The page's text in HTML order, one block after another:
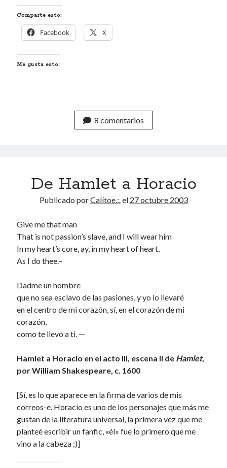
FELIZ AÑO Y REGALITO
Archivos
Archivos
Voyeurismo
4colors
Don Nadie
El hombre que comía diccionarios
Korochi Industries
Maese Cámara
Patada al diccionario
Una vida vulgar
40 des astres
Comparte esto:
Facebook X
Me gusta esto:
8 comentarios
De Hamlet a Horacio
Publicado porCalítoe.:.el 27 octubre 2003
Give me that man
That is not passion’s slave, and I will wear him
In my heart’s core, ay, in my heart of heart,
As I do thee.–
Dadme un hombre
que no sea esclavo de las pasiones, y yo lo llevaré
en el centro de mi corazón, sí, en el corazón de mi
corazón,
como te llevo a ti. —
Hamlet a Horacio en el acto III, escena II de Hamlet,
por William Shakespeare, c. 1600
[Sí, es lo que aparece en la firma de varios de mis
correos-e. Horacio es uno de los personajes que más me
gustan de la literatura universal, la primera vez que me
planteé escribir un fanfic, «él» fue lo primero que me
vino a la cabeza ;)]